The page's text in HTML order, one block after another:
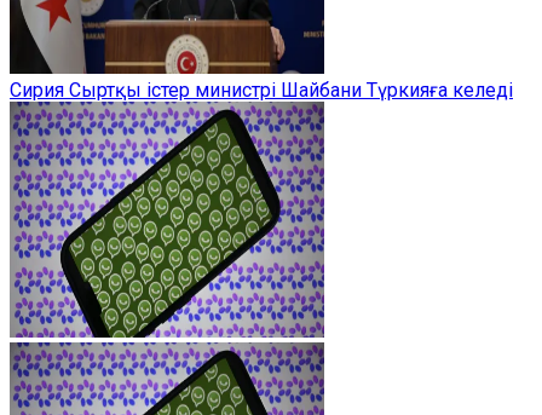
Сирия Сыртқы істер министрі Шайбани Түркияға келеді